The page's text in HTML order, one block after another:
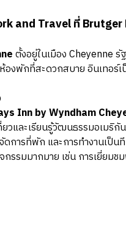
and Travel ที่
ตั้งอยู่ในเมือง Cheyenne
พักที่สะดวกสบาย อินเทอร์เ
Inn by Wyndham
และเรียนรู้วัฒนธรรมอเมริกั
ดการที่พัก และการทำงานเ
กรรมมากมาย เช่น การเยี่